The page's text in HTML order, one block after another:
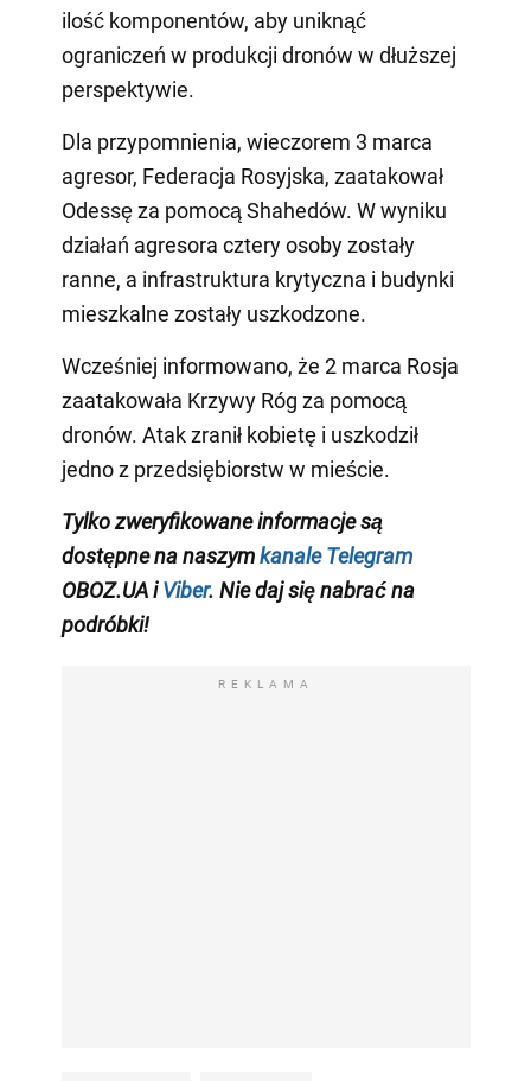
ilość komponentów, aby uniknąć
ograniczeń w produkcji dronów w dłuższej
perspektywie.
Dla przypomnienia, wieczorem 3 marca
agresor, Federacja Rosyjska, zaatakował
Odessę za pomocą Shahedów. W wyniku
działań agresora cztery osoby zostały
ranne, a infrastruktura krytyczna i budynki
mieszkalne zostały uszkodzone.
Wcześniej informowano, że 2 marca Rosja
zaatakowała Krzywy Róg za pomocą
dronów. Atak zranił kobietę i uszkodził
jedno z przedsiębiorstw w mieście.
Tylko zweryfikowane informacje są
dostępne na naszymkanale Telegram
OBOZ.UA iViber. Nie daj się nabrać na
podróbki!
REKLAMA